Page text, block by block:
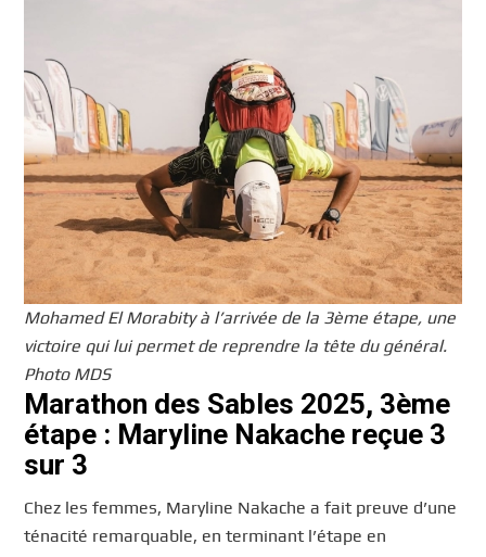
Mohamed El Morabity à l’arrivée de la 3ème étape, une
victoire qui lui permet de reprendre la tête du général.
Photo MDS
Marathon des Sables 2025, 3ème
étape : Maryline Nakache reçue 3
sur 3
Chez les femmes, Maryline Nakache a fait preuve d’une
ténacité remarquable, en terminant l’étape en